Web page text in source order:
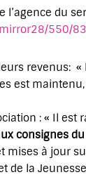
du
550/
revenus:
est
: « Il est
consignes
mises à jour
de la